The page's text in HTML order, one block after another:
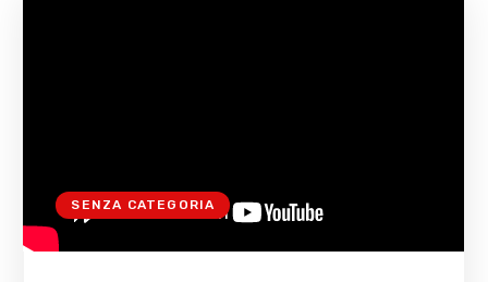
SENZA CATEGORIA